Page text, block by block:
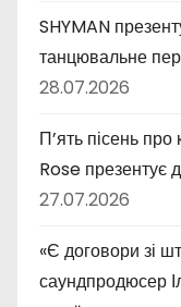
SHYMAN
танцювальне
28.07.2026
П’ять пісень про
Rose презентує
27.07.2026
«Є договори зі
саундпродюсер